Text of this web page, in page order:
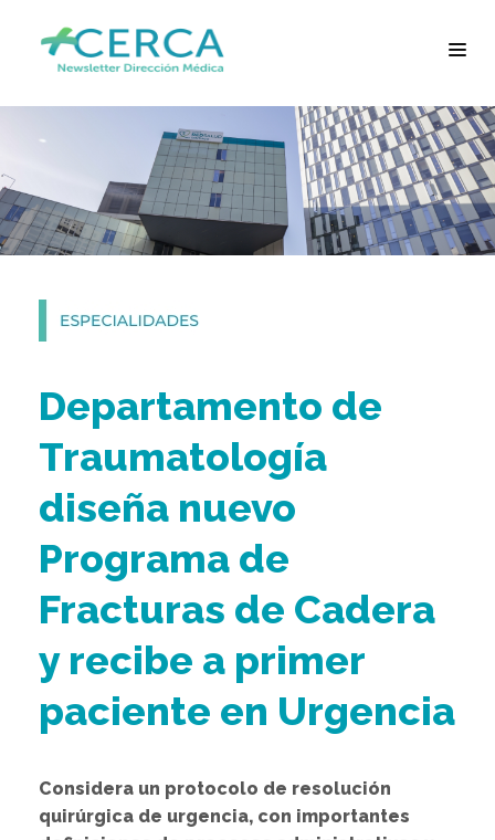
Departamento de
Traumatología
diseña nuevo
Programa de
Fracturas de Cadera
y recibe a primer
paciente en Urgencia
Considera un protocolo de resolución
quirúrgica de urgencia, con importantes